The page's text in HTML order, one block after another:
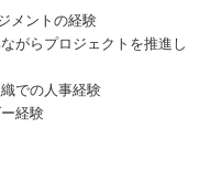
メントの経験
がらプロジェクトを推進し
での人事経験
経験